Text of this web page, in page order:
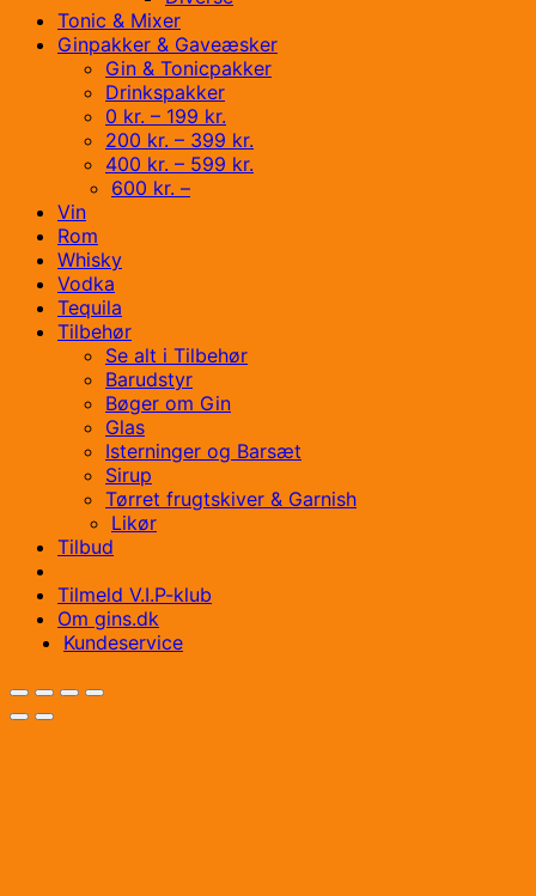
Tonic & Mixer
Ginpakker & Gaveæsker
Gin & Tonicpakker
Drinkspakker
0 kr. – 199 kr.
200 kr. – 399 kr.
400 kr. – 599 kr.
600 kr. –
Vin
Rom
Whisky
Vodka
Tequila
Tilbehør
Se alt i Tilbehør
Barudstyr
Bøger om Gin
Glas
Isterninger og Barsæt
Sirup
Tørret frugtskiver & Garnish
Likør
Tilbud
Tilmeld V.I.P-klub
Om gins.dk
Kundeservice